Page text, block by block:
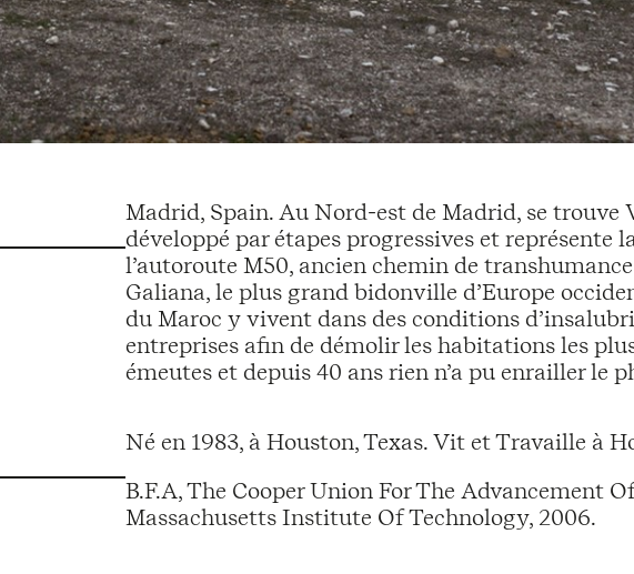
Madrid, Spain. Au Nord-est de Madrid, se trouve
développé par étapes progressives et représente
l’autoroute M50, ancien chemin de
Galiana, le plus grand bidonville d’Europe
du Maroc y vivent dans des conditions
entreprises afin de démolir les habitations les
émeutes et depuis 40 ans rien n’a pu enrailler le
Né en 1983, à Houston, Texas. Vit et Travaille à
B.F.A, The Cooper Union For The Advancement
Massachusetts Institute Of Technology, 2006.